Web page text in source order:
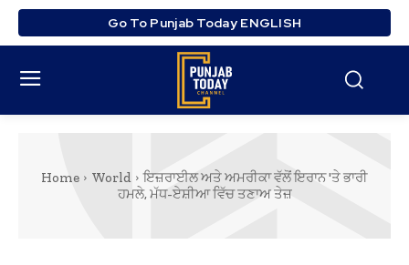
Go To Punjab Today ENGLISH
Home World
ਇਜ਼ਰਾਈਲ ਅਤੇ ਅਮਰੀਕਾ ਵੱਲੋਂ ਇਰਾਨ 'ਤੇ ਭਾਰੀ
ਹਮਲੇ, ਮੱਧ-ਏਸ਼ੀਆ ਵਿੱਚ ਤਣਾਅ ਤੇਜ਼